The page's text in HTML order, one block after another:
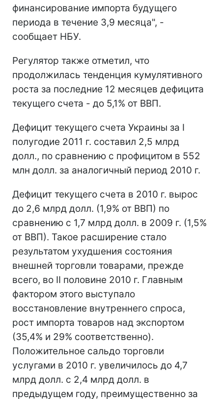
финансирование импорта будущего
периода в течение 3,9 месяца", -
сообщает НБУ.
Регулятор также отметил, что
продолжилась тенденция кумулятивного
роста за последние 12 месяцев дефицита
текущего счета - до 5,1% от ВВП.
Дефицит текущего счета Украины за I
полугодие 2011 г. составил 2,5 млрд
долл., по сравнению с профицитом в 552
млн долл. за аналогичный период 2010 г.
Дефицит текущего счета в 2010 г. вырос
до 2,6 млрд долл. (1,9% от ВВП) по
сравнению с 1,7 млрд долл. в 2009 г. (1,5%
от ВВП). Такое расширение стало
результатом ухудшения состояния
внешней торговли товарами, прежде
всего, во II половине 2010 г. Главным
фактором этого выступало
восстановление внутреннего спроса,
рост импорта товаров над экспортом
(35,4% и 29% соответственно).
Положительное сальдо торговли
услугами в 2010 г. увеличилось до 4,7
млрд долл. с 2,4 млрд долл. в
предыдущем году, преимущественно за